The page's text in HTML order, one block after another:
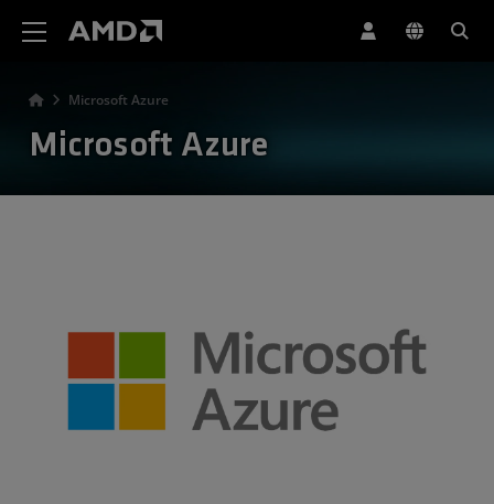
Microsoft Azure
Microsoft Azure